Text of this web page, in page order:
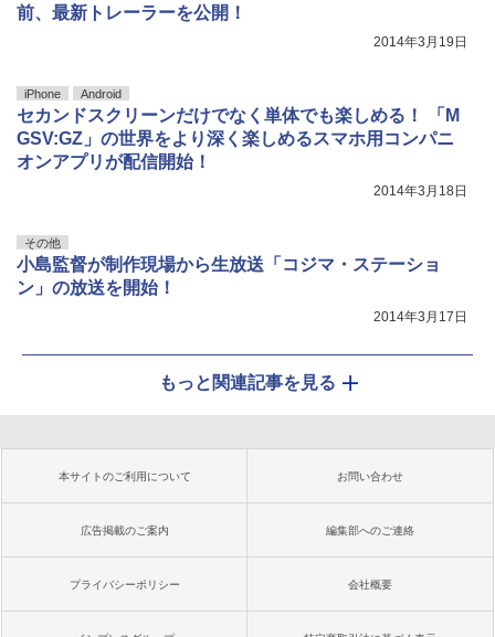
前、最新トレーラーを公開！
2014年3月19日
iPhone Android
セカンドスクリーンだけでなく単体でも楽しめる！ 「M
GSV:GZ」の世界をより深く楽しめるスマホ用コンパニ
オンアプリが配信開始！
2014年3月18日
その他
小島監督が制作現場から生放送「コジマ・ステーショ
ン」の放送を開始！
2014年3月17日
もっと関連記事を見る
本サイトのご利用について お問い合わせ
広告掲載のご案内 編集部へのご連絡
プライバシーポリシー 会社概要